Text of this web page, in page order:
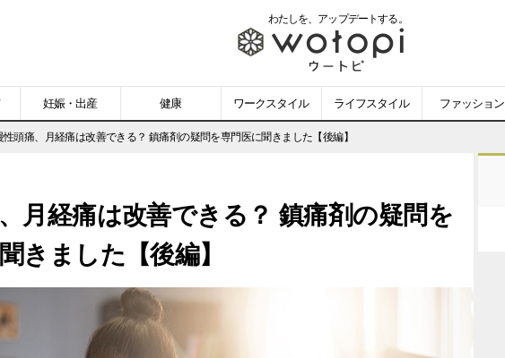
わたしを、 アップデートする。
wotopi
-
ウ
ト
妊娠・出産 健康 ワークスタイル ライフスタイル ファッション
性頭痛、月経痛は改善できる？ 鎮痛剤の疑問を専門医に聞きました【後編】
月経痛は改善できる？ 鎮痛剤の疑問を
きました【後編】